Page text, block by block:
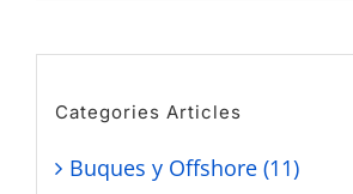
Categories Articles
Buques y Offshore (11)